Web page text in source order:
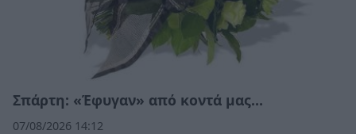
Σπάρτη: «Έφυγαν» από κοντά μας…
07/08/2026 14:12